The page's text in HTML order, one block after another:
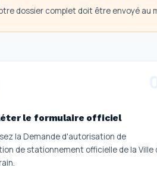
dossier complet doit être envoyé au
le formulaire officiel
la Demande d'autorisation de
de stationnement officielle de la Ville